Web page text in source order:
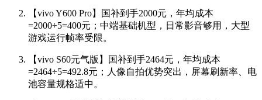
【vivo Y600 Pro】国补到手2000元，年均成本
=2000÷5=400元；中端基础机型，日常影音够用，大型
游戏运行帧率受限。
【vivo S60元气版】国补到手2464元，年均成本
=2464÷5=492.8元；人像自拍优势突出，屏幕刷新率、电
池容量规格适中。